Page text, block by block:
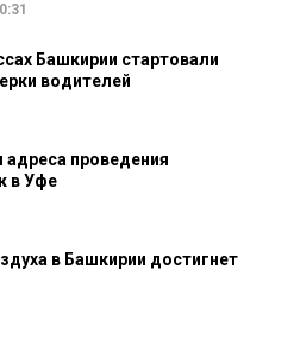
Башкирии стартовали
водителей
адреса проведения
в Уфе
в Башкирии достигнет